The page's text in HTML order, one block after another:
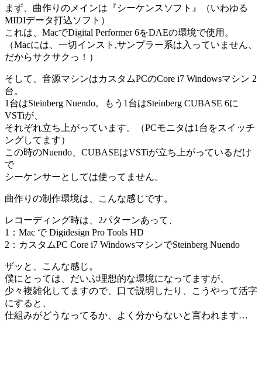
まず、曲作りのメインは『シーケンスソフト』（いわゆる
MIDIデータ打込ソフト）
これは、MacでDigital Performer 6をDAEの環境で使用。
（Macには、一切インスト,サンプラー系は入っていません、
だからサクサクっ！）
そして、音源マシンはカスタムPCのCore i7 Windowsマシン 2
台。
1台はSteinberg Nuendo。もう1台はSteinberg CUBASE 6に
VSTiが、
それぞれ立ち上がっています。（PCモニタは1台をスイッチ
ングしてます）
この時のNuendo、CUBASEはVSTiが立ち上がっているだけ
で
シーケンサーとしては使ってません。
曲作りの制作環境は、こんな感じです。
レコーディング時は、2パターンあって、
1：Mac で Digidesign Pro Tools HD
2：カスタムPC Core i7 WindowsマシンでSteinberg Nuendo
ザッと、こんな感じ。
僕にとっては、だいぶ理想的な環境になってますが、
少々複雑化してますので、口で説明したり、こうやって活字
にすると、
仕組みがどうなってるか、よく分からないと言われます…